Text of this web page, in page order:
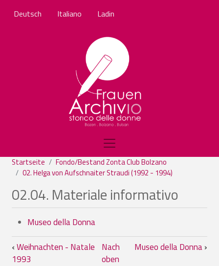
Deutsch Italiano Ladin
Startseite
Fondo/Bestand Zonta Club Bolzano
02. Helga von Aufschnaiter Straudi (1992 - 1994)
02.04. Materiale informativo
Museo della Donna
Links für das Blättern im Buch 02.04.
‹Weihnachten - Natale
1993
Nach
oben
Museo della Donna›